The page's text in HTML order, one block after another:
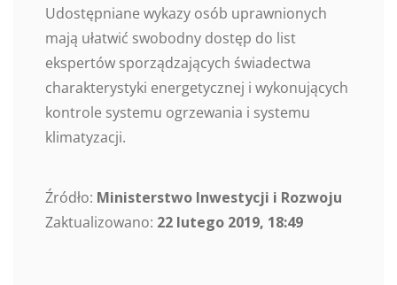
Udostępniane wykazy osób uprawnionych
mają ułatwić swobodny dostęp do list
ekspertów sporządzających świadectwa
charakterystyki energetycznej i wykonujących
kontrole systemu ogrzewania i systemu
klimatyzacji.
Źródło: Ministerstwo Inwestycji i Rozwoju
Zaktualizowano: 22 lutego 2019, 18:49